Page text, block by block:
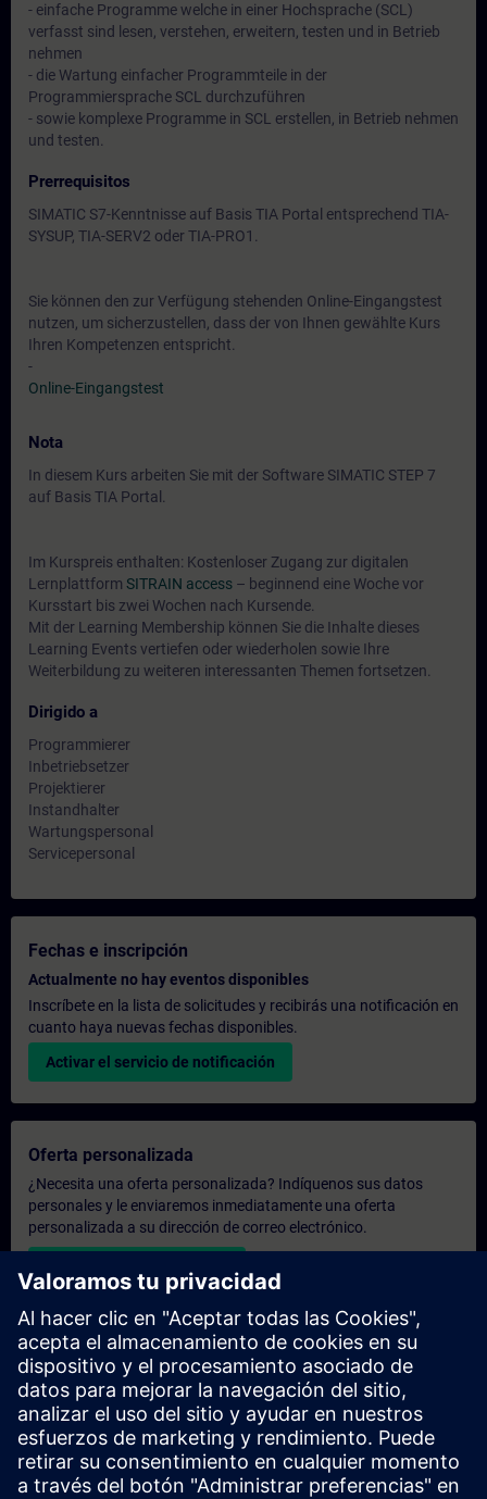
- einfache Programme welche in einer Hochsprache (SCL)
verfasst sind lesen, verstehen, erweitern, testen und in Betrieb
nehmen
- die Wartung einfacher Programmteile in der
Programmiersprache SCL durchzuführen
- sowie komplexe Programme in SCL erstellen, in Betrieb nehmen
und testen.
Prerrequisitos
SIMATIC S7-Kenntnisse auf Basis TIA Portal entsprechend TIA-
SYSUP, TIA-SERV2 oder TIA-PRO1.
Sie können den zur Verfügung stehenden Online-Eingangstest
nutzen, um sicherzustellen, dass der von Ihnen gewählte Kurs
Ihren Kompetenzen entspricht.
-
Online-Eingangstest
Nota
In diesem Kurs arbeiten Sie mit der Software SIMATIC STEP 7
auf Basis TIA Portal.
Im Kurspreis enthalten: Kostenloser Zugang zur digitalen
Lernplattform SITRAIN access – beginnend eine Woche vor
Kursstart bis zwei Wochen nach Kursende.
Mit der Learning Membership können Sie die Inhalte dieses
Learning Events vertiefen oder wiederholen sowie Ihre
Weiterbildung zu weiteren interessanten Themen fortsetzen.
Dirigido a
Programmierer
Inbetriebsetzer
Projektierer
Instandhalter
Wartungspersonal
Servicepersonal
Fechas e inscripción
Actualmente no hay eventos disponibles
Inscríbete en la lista de solicitudes y recibirás una notificación en
cuanto haya nuevas fechas disponibles.
Activar el servicio de notificación
Oferta personalizada
¿Necesita una oferta personalizada? Indíquenos sus datos
personales y le enviaremos inmediatamente una oferta
personalizada a su dirección de correo electrónico.
Enviar una oferta personal
Solicitar presupuesto exclusivo
¿Necesita una formación más especializada y busca un
presupuesto para una formación exclusiva, ya sea presencial,
virtual o en un centro de formación SITRAIN? Tras facilitarnos
sus datos personales y sus necesidades formativas, le
enviaremos un presupuesto personalizado.